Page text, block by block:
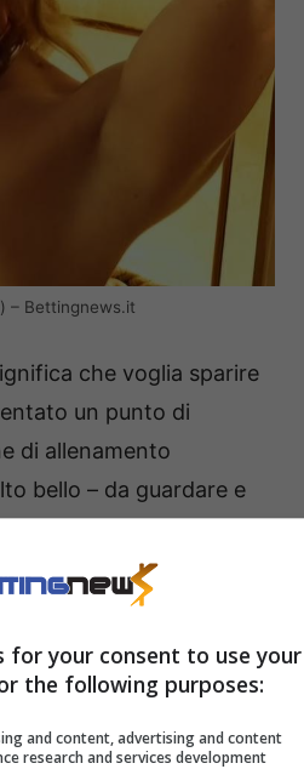
– Bettingnews.it
che voglia sparire
un punto di
di allenamento
bello – da guardare e
esempio, che non è solo
è consapevole del
le proprie curve con
for your consent to use your
the following purposes:
and content, advertising and content
research and services development